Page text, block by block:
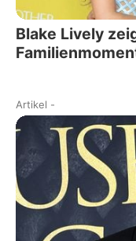
Blake Lively
Artikel -